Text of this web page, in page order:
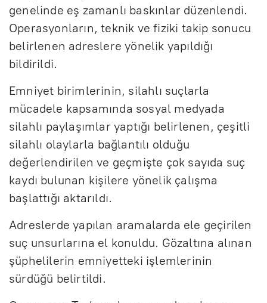
genelinde eş zamanlı baskınlar düzenlendi.
Operasyonların, teknik ve fiziki takip sonucu
belirlenen adreslere yönelik yapıldığı
bildirildi.
Emniyet birimlerinin, silahlı suçlarla
mücadele kapsamında sosyal medyada
silahlı paylaşımlar yaptığı belirlenen, çeşitli
silahlı olaylarla bağlantılı olduğu
değerlendirilen ve geçmişte çok sayıda suç
kaydı bulunan kişilere yönelik çalışma
başlattığı aktarıldı.
Adreslerde yapılan aramalarda ele geçirilen
suç unsurlarına el konuldu. Gözaltına alınan
şüphelilerin emniyetteki işlemlerinin
sürdüğü belirtildi.